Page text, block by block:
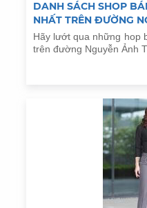
DANH SÁCH SHOP
NHẤT TRÊN ĐƯỜNG
Hãy lướt qua những hop
trên đường Nguyễn Ảnh